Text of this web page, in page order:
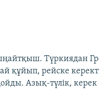
Түркиядан
құйып, рейске
Азық-түлік, керек